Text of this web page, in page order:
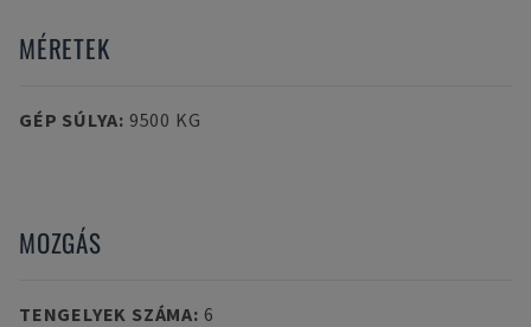
MÉRETEK
GÉP SÚLYA: 9500 KG
MOZGÁS
TENGELYEK SZÁMA: 6